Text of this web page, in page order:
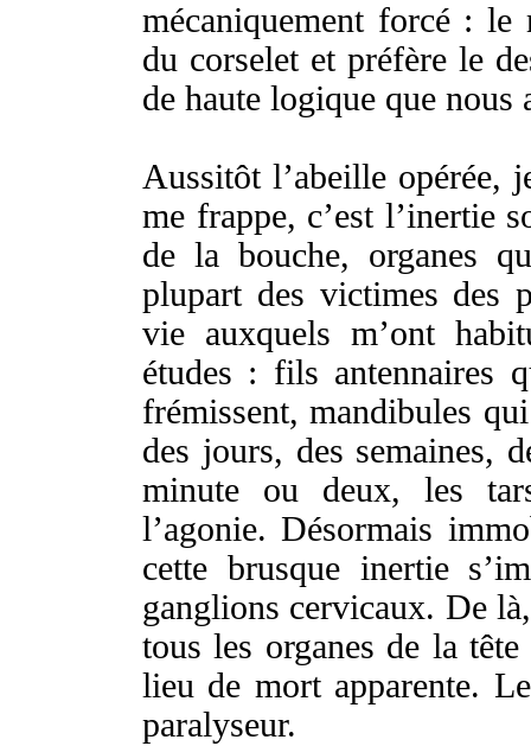
mécaniquement forcé: le
du corseletet préfère le
de haute logique que nous
Aussitôtl’abeille opérée,
me frappe, c’est l’inertie
de labouche, organes
plupartdes victimes des
vie auxquels m’ont
études : fils antennaires
frémissent,mandibules
des jours, des semaines,
minute ou deux, les
l’agonie.Désormais
cette brusque inerties’
ganglions cervicaux. De
tous les organes de latête
lieu de mort apparente.
paralyseur.